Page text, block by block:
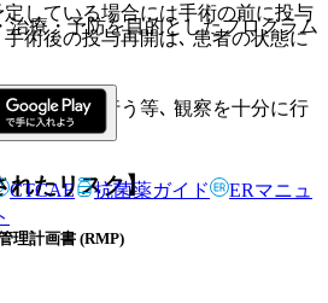
療・予防を目的としたプログラム
CTCAE 抗菌薬ガイド
ERマニュ
定している場合には手術の前に投与
術後の投与再開は､ 患者の状態に
的に検査を行う等､ 観察を十分に行
れたリスク】
理計画書 (RMP)